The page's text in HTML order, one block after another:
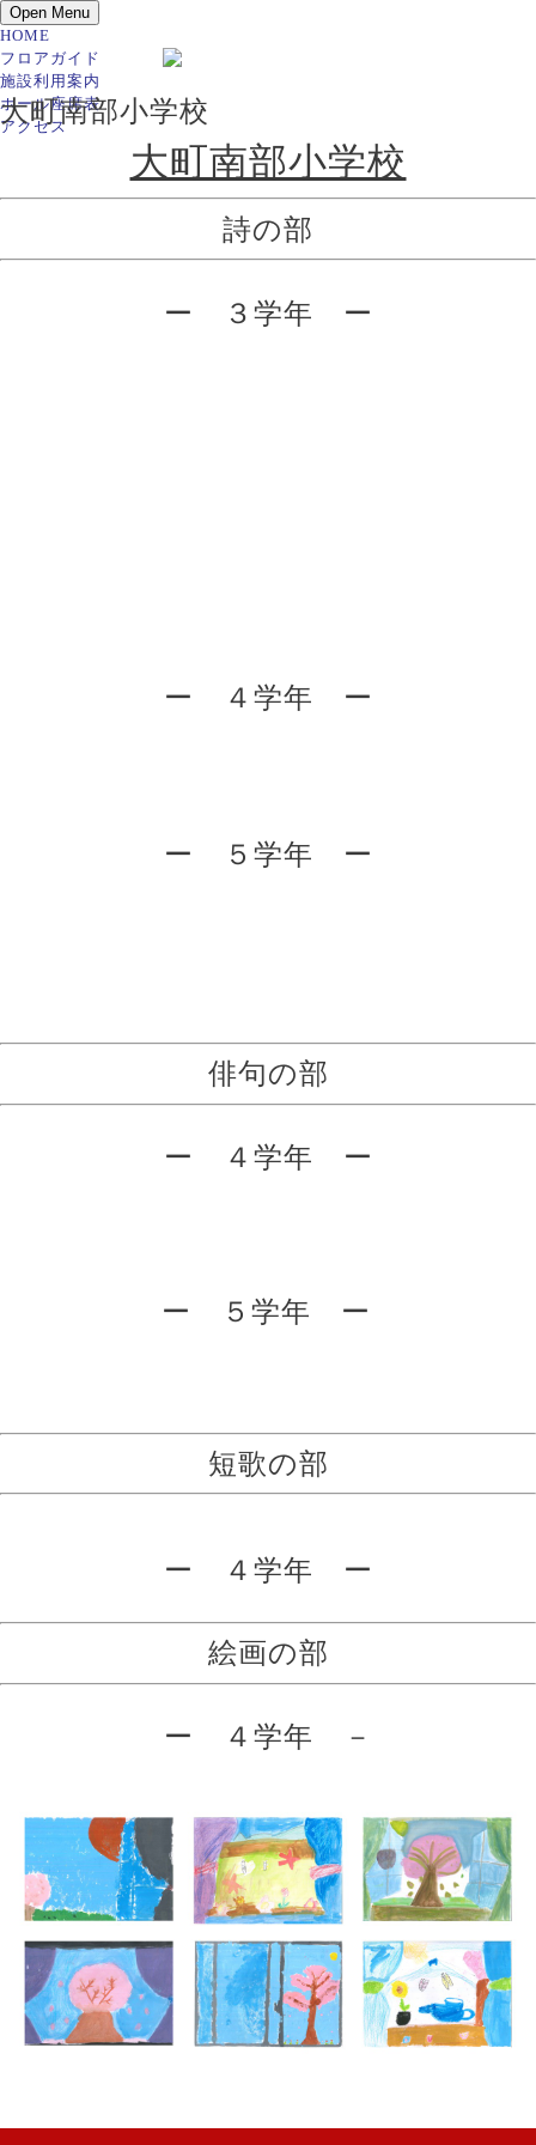
Open Menu
HOME
フロアガイド
施設利用案内
ホール座席表
アクセス
大町南部小学校
大町南部小学校
詩の部
ー ３学年 ー
ー ４学年 ー
ー ５学年 ー
俳句の部
ー ４学年 ー
ー ５学年 ー
短歌の部
ー ４学年 ー
絵画の部
ー ４学年 －